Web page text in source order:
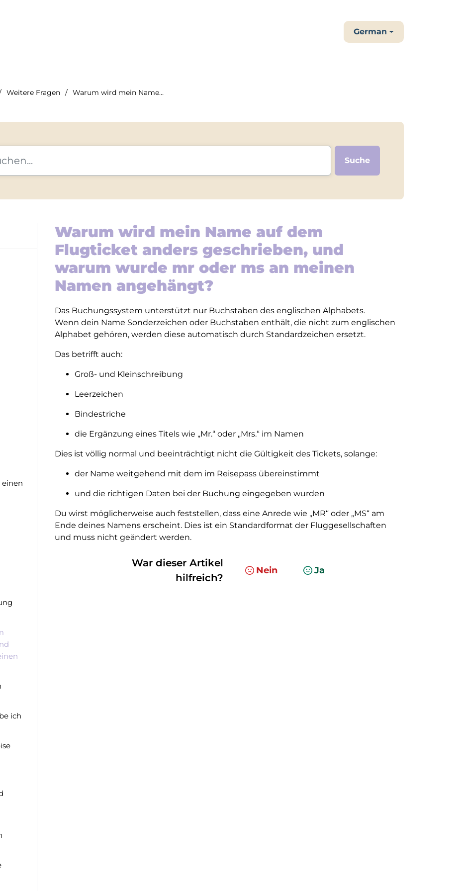
German
Weitere Fragen Warum wird mein Name auf dem Flugticket anders geschriebe...
einen
ich
Warum wird mein Name auf dem
Flugticket anders geschrieben, und
warum wurde mr oder ms an meinen
Namen angehängt?
Das Buchungssystem unterstützt nur Buchstaben des englischen Alphabets.
Wenn dein Name Sonderzeichen oder Buchstaben enthält, die nicht zum englischen
Alphabet gehören, werden diese automatisch durch Standardzeichen ersetzt.
Das betrifft auch:
Groß- und Kleinschreibung
Leerzeichen
Bindestriche
die Ergänzung eines Titels wie „Mr.“ oder „Mrs.“ im Namen
Dies ist völlig normal und beeinträchtigt nicht die Gültigkeit des Tickets, solange:
der Name weitgehend mit dem im Reisepass übereinstimmt
und die richtigen Daten bei der Buchung eingegeben wurden
Du wirst möglicherweise auch feststellen, dass eine Anrede wie „MR“ oder „MS“ am
Ende deines Namens erscheint. Dies ist ein Standardformat der Fluggesellschaften
und muss nicht geändert werden.
War dieser Artikel
hilfreich?
Nein Ja